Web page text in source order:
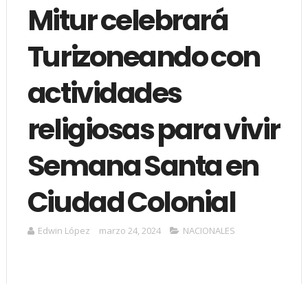
Mitur celebrará
Turizoneando con
actividades
religiosas para vivir
Semana Santa en
Ciudad Colonial
Edwin López marzo 24, 2024 NACIONALES